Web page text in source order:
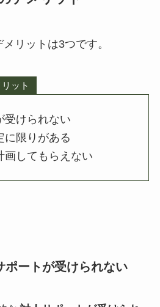
リットは3つです。
ット
受けられない
に限りがある
画してもらえない
ポートが受けられない